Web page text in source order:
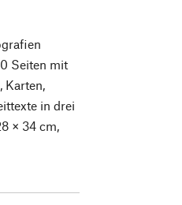
Seiten mit
Karten,
in drei
× 34 cm,